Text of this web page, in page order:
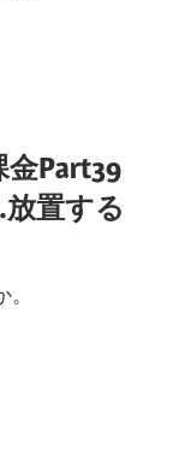
金Part39
置する